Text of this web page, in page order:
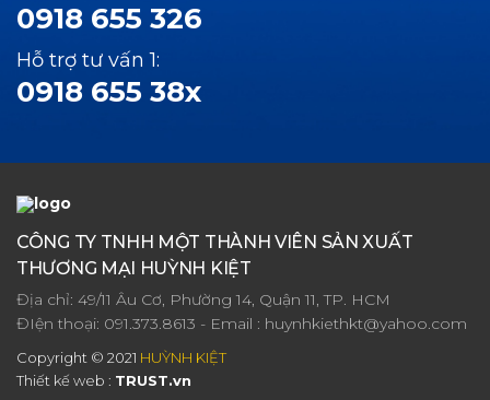
0918 655 326
Hỗ trợ tư vấn 1:
0918 655 38x
CÔNG TY TNHH MỘT THÀNH VIÊN SẢN XUẤT
THƯƠNG MẠI HUỲNH KIỆT
Địa chỉ: 49/11 Âu Cơ, Phường 14, Quận 11, TP. HCM
ĐIện thoại: 091.373.8613 - Email : huynhkiethkt@yahoo.com
Copyright © 2021 HUỲNH KIỆT
Thiết kế web : TRUST.vn